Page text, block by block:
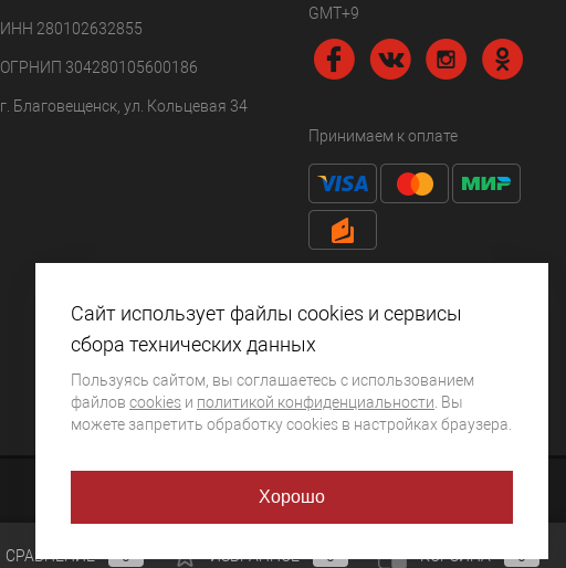
ИНН 280102632855
ОГРНИП 304280105600186
г. Благовещенск, ул. Кольцевая 34
GMT+9
Принимаем к оплате
СРАВНЕНИЕ 0 ИЗБРАННОЕ 0 КОРЗИНА 0
Сайт использует файлы cookies и сервисы
сбора технических данных
Пользуясь сайтом, вы соглашаетесь с использованием
файлов cookies и политикой конфиденциальности . Вы
можете запретить обработку сookies в настройках браузера.
Хорошо